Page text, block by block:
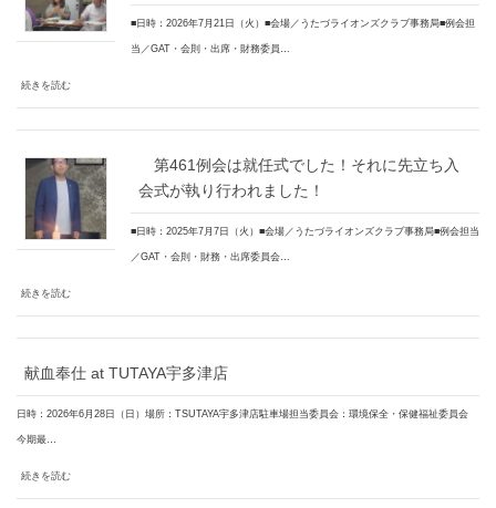
■日時：2026年7月21日（火）■会場／うたづライオンズクラブ事務局■例会担
当／GAT・会則・出席・財務委員…
続きを読む
第461例会は就任式でした！それに先立ち入
会式が執り行われました！
■日時：2025年7月7日（火）■会場／うたづライオンズクラブ事務局■例会担当
／GAT・会則・財務・出席委員会…
続きを読む
献血奉仕 at TUTAYA宇多津店
日時：2026年6月28日（日）場所：TSUTAYA宇多津店駐車場担当委員会：環境保全・保健福祉委員会
今期最…
続きを読む